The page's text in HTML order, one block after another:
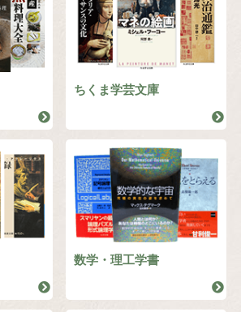
ちくま学芸文庫
数学・理工学書